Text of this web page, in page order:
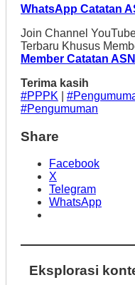
WhatsApp Catatan
Join Channel
Terbaru Khusus
Member Catatan ASN
Terima kasih
#PPPK
#Pengumuman
Share
Facebook
X
Telegram
WhatsApp
Eksplorasi